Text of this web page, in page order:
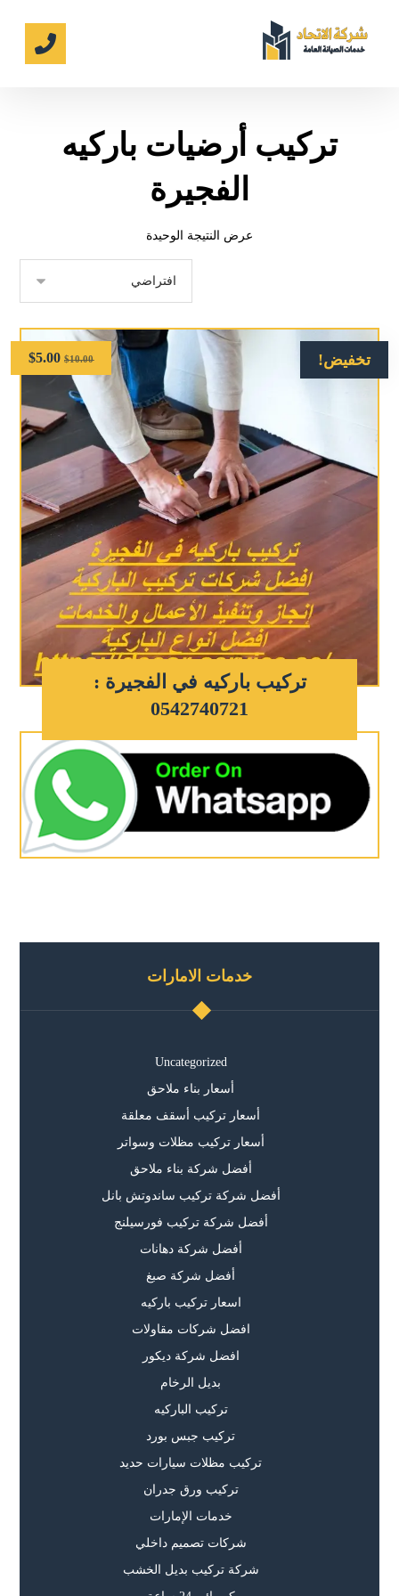
تركيب أرضيات باركيه
الفجيرة
عرض النتيجة الوحيدة
تخفيض!
تركيب باركيه في الفجيرة :
0542740721
$10.00
$5.00
خدمات الامارات
Uncategorized
أسعار بناء ملاحق
أسعار تركيب أسقف معلقة
أسعار تركيب مظلات وسواتر
أفضل شركة بناء ملاحق
أفضل شركة تركيب ساندوتش بانل
أفضل شركة تركيب فورسيلنج
أفضل شركة دهانات
أفضل شركة صبغ
اسعار تركيب باركيه
افضل شركات مقاولات
افضل شركة ديكور
بديل الرخام
تركيب الباركيه
تركيب جبس بورد
تركيب مظلات سيارات حديد
تركيب ورق جدران
خدمات الإمارات
شركات تصميم داخلي
شركة تركيب بديل الخشب